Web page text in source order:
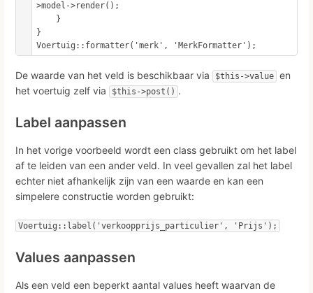
>model->render();
}
Voertuig::formatter('merk', 'MerkFormatter');
De waarde van het veld is beschikbaar via $this->value en
het voertuig zelf via
$this->post() .
Label aanpassen
In het vorige voorbeeld wordt een class gebruikt om het label
af te leiden van een ander veld. In veel gevallen zal het label
echter niet afhankelijk zijn van een waarde en kan een
simpelere constructie worden gebruikt:
Voertuig::label('verkoopprijs_particulier', 'Prijs');
Values aanpassen
Als een veld een beperkt aantal values heeft waarvan de